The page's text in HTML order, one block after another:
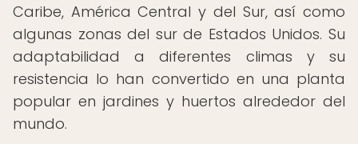
Caribe, América Central y del Sur, así como
algunas zonas del sur de Estados Unidos. Su
adaptabilidad a diferentes climas y su
resistencia lo han convertido en una planta
popular en jardines y huertos alrededor del
mundo.